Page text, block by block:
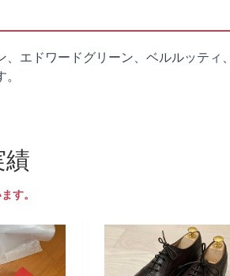
エドワードグリーン、ベルルッティ
績
す。